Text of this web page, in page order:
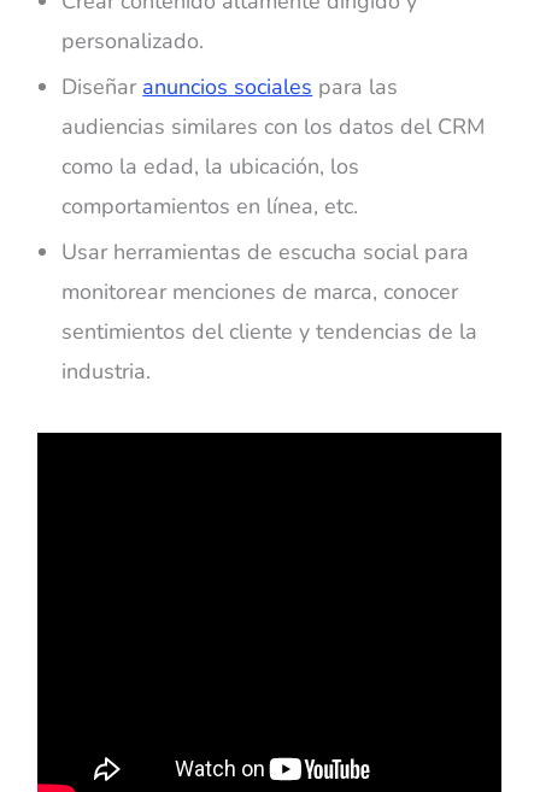
personalizado.
Diseñar anuncios sociales para las
audiencias similares con los datos del CRM
como la edad, la ubicación, los
comportamientos en línea, etc.
Usar herramientas de escucha social para
monitorear menciones de marca, conocer
sentimientos del cliente y tendencias de la
industria.